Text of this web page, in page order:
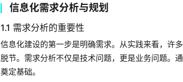
信息化需求分析与规划
1.1 需求分析的重要性
信息化建设的第一步是明确需求。从实践来看，许
脱节。需求分析不仅是技术问题，更是业务问题。
奠定基础。